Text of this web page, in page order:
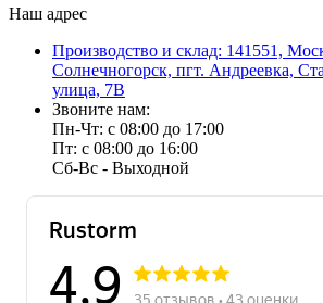
Наш адрес
Производство и склад: 141551,
Солнечногорск, пгт. Андреевка,
улица, 7В
Звоните нам:
Пн-Чт: с 08:00 до 17:00
Пт: с 08:00 до 16:00
Сб-Вс - Выходной